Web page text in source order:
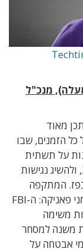
מנכ"ל
מאוד
כל הזמנים, שבו
על תשתית
נגישות
המתקפה
כל-כך חמורה, שהממשל האמריקני מראה סימני פאניקה: ה-FBI
משימה
משנה למסחר
אבטחה על